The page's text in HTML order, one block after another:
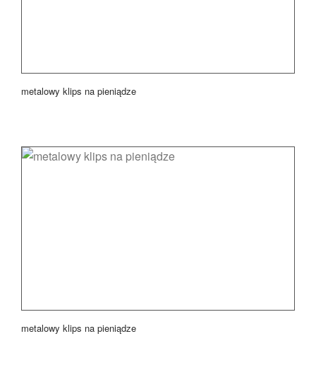
metalowy klips na pieniądze
metalowy klips na pieniądze